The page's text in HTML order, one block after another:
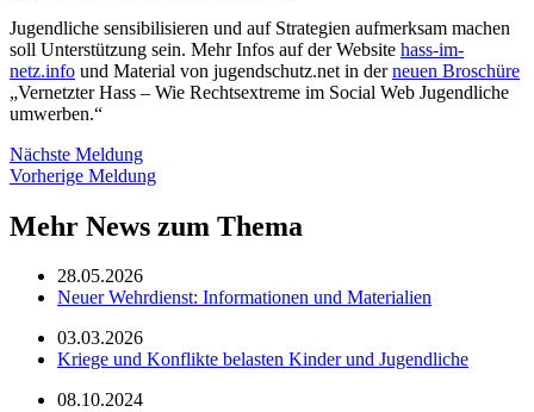
Jugendliche sensibilisieren und auf Strategien aufmerksam machen
soll Unterstützung sein. Mehr Infos auf der Website hass-im-
netz.info und Material von jugendschutz.net in derneuen Broschüre
„Vernetzter Hass – Wie Rechtsextreme im Social Web Jugendliche
umwerben.“
Nächste Meldung
Vorherige Meldung
Mehr News zum Thema
28.05.2026
Neuer Wehrdienst: Informationen und Materialien
03.03.2026
Kriege und Konflikte belasten Kinder und Jugendliche
08.10.2024